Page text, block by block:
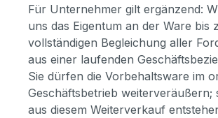
Für Unternehmer gilt ergänzend:
uns das Eigentum an der Ware bis
vollständigen Begleichung aller
aus einer laufenden
Sie dürfen die Vorbehaltsware im
Geschäftsbetrieb weiterveräußern;
aus diesem Weiterverkauf